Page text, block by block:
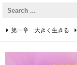
第一章 大きく生きる
第四章 着実に生きる